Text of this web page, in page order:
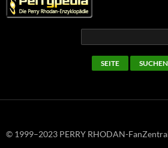
© 1999–2023 PERRY RHODAN-